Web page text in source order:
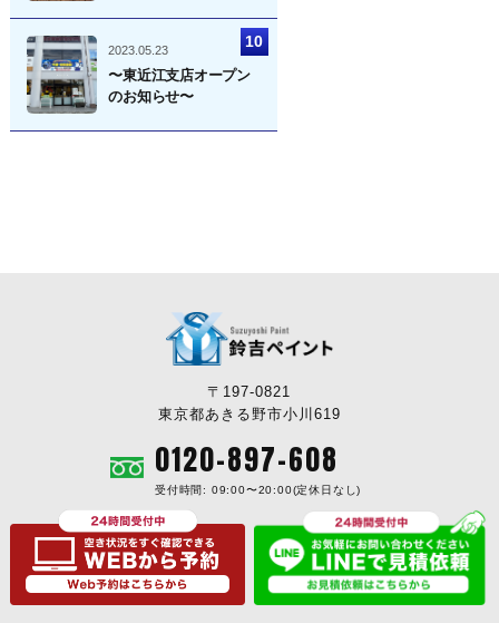
2023.05.23
〜東近江支店オープン
のお知らせ〜
〒197-0821
東京都あきる野市小川619
0120-897-608
受付時間: 09:00〜20:00(定休日なし)